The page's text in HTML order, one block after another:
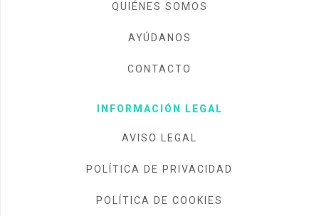
QUIÉNES SOMOS
AYÚDANOS
CONTACTO
INFORMACIÓN LEGAL
AVISO LEGAL
POLÍTICA DE PRIVACIDAD
POLÍTICA DE COOKIES